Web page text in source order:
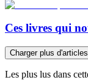
Ces livres qui
Charger plus d'articles
Les plus lus dans